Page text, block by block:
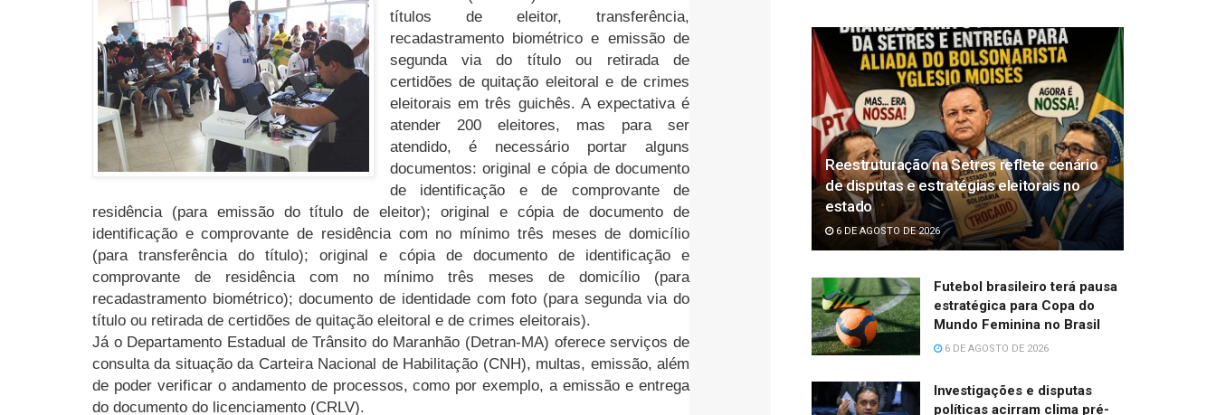
títulos de eleitor, transferência,
recadastramento biométrico e emissão de
segunda via do título ou retirada de
certidões de quitação eleitoral e de crimes
eleitorais em três guichês. A expectativa é
atender 200 eleitores, mas para ser
atendido, é necessário portar alguns
documentos: original e cópia de documento
de identificação e de comprovante de
residência (para emissão do título de eleitor); original e cópia de documento de
identificação e comprovante de residência com no mínimo três meses de domicílio
(para transferência do título); original e cópia de documento de identificação e
comprovante de residência com no mínimo três meses de domicílio (para
recadastramento biométrico); documento de identidade com foto (para segunda via do
título ou retirada de certidões de quitação eleitoral e de crimes eleitorais).
Já o Departamento Estadual de Trânsito do Maranhão (Detran-MA) oferece serviços de
consulta da situação da Carteira Nacional de Habilitação (CNH), multas, emissão, além
de poder verificar o andamento de processos, como por exemplo, a emissão e entrega
do documento do licenciamento (CRLV).
Reestruturação na Setres reflete cenário
de disputas e estratégias eleitorais no
estado
6 DE AGOSTO DE 2026
Futebol brasileiro terá pausa
estratégica para Copa do
Mundo Feminina no Brasil
6 DE AGOSTO DE 2026
Investigações e disputas
políticas acirram clima pré-